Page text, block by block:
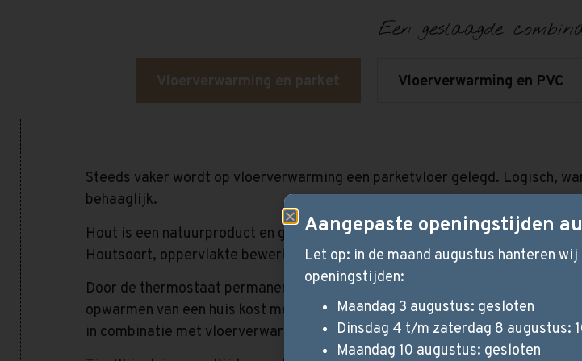
Een geslaagde
Vloerverwarming en parket Vloerverwarming en PVC
Steeds vaker wordt op vloerverwarming een parketvloer gelegd. Logisch,
behaaglijk.
Hout is een natuurproduct en geen enkele houten vloer is hetzelfde. Elk
Houtsoort, oppervlakte bewerking, afwerking en de manier van leggen
Door de thermostaat permanent op 20-21 °C in te stellen, voorkomt u dat
opwarmen van een huis kost meer energie dan het instellen van een
in combinatie met vloerverwarming.
Aangepaste openingstijden
Let op: in de maand augustus hanteren
openingstijden:
Maandag 3 augustus: gesloten
Dinsdag 4 t/m zaterdag 8 augustus:
Maandag 10 augustus: gesloten